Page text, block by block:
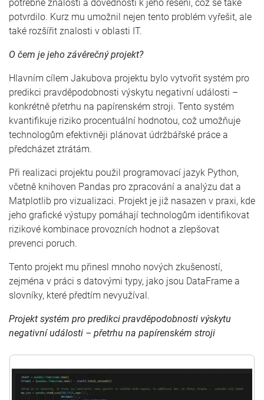
potřebné znalosti a dovednosti k jeho řešení, což se také
potvrdilo. Kurz mu umožnil nejen tento problém vyřešit, ale
také rozšířit znalosti v oblasti IT.
O čem je jeho závěrečný projekt?
Hlavním cílem Jakubova projektu bylo vytvořit systém pro
predikci pravděpodobnosti výskytu negativní události –
konkrétně přetrhu na papírenském stroji. Tento systém
kvantifikuje riziko procentuální hodnotou, což umožňuje
technologům efektivněji plánovat údržbářské práce a
předcházet ztrátám.
Při realizaci projektu použil programovací jazyk Python,
včetně knihoven Pandas pro zpracování a analýzu dat a
Matplotlib pro vizualizaci. Projekt je již nasazen v praxi, kde
jeho grafické výstupy pomáhají technologům identifikovat
rizikové kombinace provozních hodnot a zlepšovat
prevenci poruch.
Tento projekt mu přinesl mnoho nových zkušeností,
zejména v práci s datovými typy, jako jsou DataFrame a
slovníky, které předtím nevyužíval.
Projekt systém pro predikci pravděpodobnosti výskytu
negativní události – přetrhu na papírenském stroji